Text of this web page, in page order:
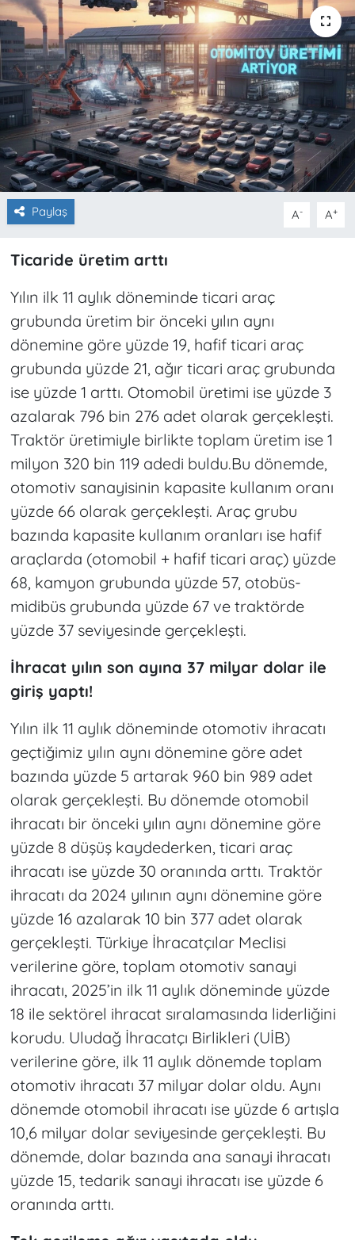
Paylaş A- A+
Ticaride üretim arttı
Yılın ilk 11 aylık döneminde ticari araç
grubunda üretim bir önceki yılın aynı
dönemine göre yüzde 19, hafif ticari araç
grubunda yüzde 21, ağır ticari araç grubunda
ise yüzde 1 arttı. Otomobil üretimi ise yüzde 3
azalarak 796 bin 276 adet olarak gerçekleşti.
Traktör üretimiyle birlikte toplam üretim ise 1
milyon 320 bin 119 adedi buldu.Bu dönemde,
otomotiv sanayisinin kapasite kullanım oranı
yüzde 66 olarak gerçekleşti. Araç grubu
bazında kapasite kullanım oranları ise hafif
araçlarda (otomobil + hafif ticari araç) yüzde
68, kamyon grubunda yüzde 57, otobüs-
midibüs grubunda yüzde 67 ve traktörde
yüzde 37 seviyesinde gerçekleşti.
İhracat yılın son ayına 37 milyar dolar ile
giriş yaptı!
Yılın ilk 11 aylık döneminde otomotiv ihracatı
geçtiğimiz yılın aynı dönemine göre adet
bazında yüzde 5 artarak 960 bin 989 adet
olarak gerçekleşti. Bu dönemde otomobil
ihracatı bir önceki yılın aynı dönemine göre
yüzde 8 düşüş kaydederken, ticari araç
ihracatı ise yüzde 30 oranında arttı. Traktör
ihracatı da 2024 yılının aynı dönemine göre
yüzde 16 azalarak 10 bin 377 adet olarak
gerçekleşti. Türkiye İhracatçılar Meclisi
verilerine göre, toplam otomotiv sanayi
ihracatı, 2025’in ilk 11 aylık döneminde yüzde
18 ile sektörel ihracat sıralamasında liderliğini
korudu. Uludağ İhracatçı Birlikleri (UİB)
verilerine göre, ilk 11 aylık dönemde toplam
otomotiv ihracatı 37 milyar dolar oldu. Aynı
dönemde otomobil ihracatı ise yüzde 6 artışla
10,6 milyar dolar seviyesinde gerçekleşti. Bu
dönemde, dolar bazında ana sanayi ihracatı
yüzde 15, tedarik sanayi ihracatı ise yüzde 6
oranında arttı.